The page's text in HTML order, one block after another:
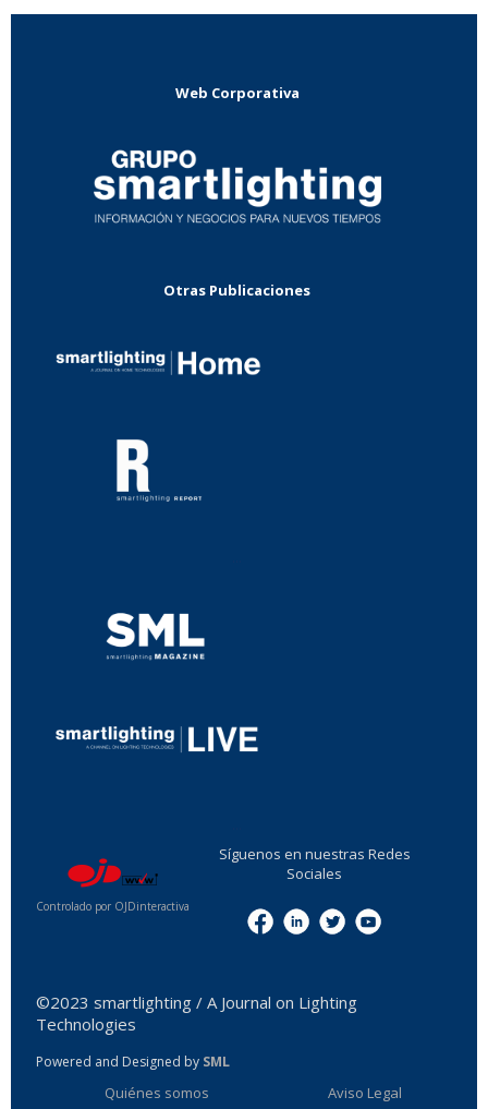
Web Corporativa
Otras Publicaciones
Controlado por OJDinteractiva
Síguenos en nuestras Redes
Sociales
©2023 smartlighting / A Journal on Lighting
Technologies
Powered and Designed by SML
Quiénes somos Aviso Legal